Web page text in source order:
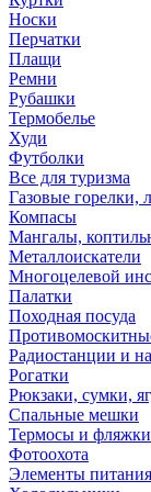
Носки
Перчатки
Плащи
Ремни
Рубашки
Термобелье
Худи
Футболки
Все для туризма
Газовые горелки,
Компасы
Мангалы,
Металлоискатели
Многоцелевой
Палатки
Походная посуда
Радиостанции и
Рогатки
Рюкзаки, сумки,
Спальные мешки
Термосы и фляжки
Фотоохота
Элементы